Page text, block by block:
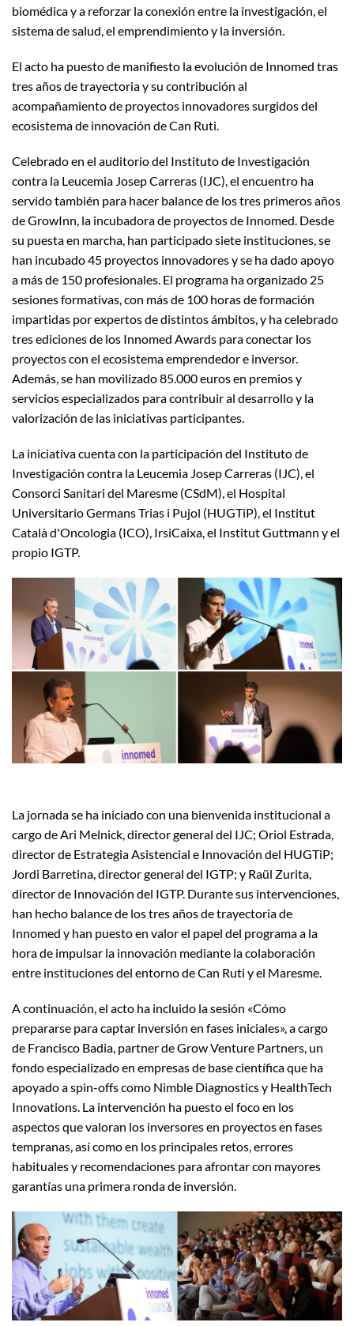
biomédica y a reforzar la conexión entre la investigación, el
sistema de salud, el emprendimiento y la inversión.
El acto ha puesto de manifiesto la evolución de Innomed tras
tres años de trayectoria y su contribución al
acompañamiento de proyectos innovadores surgidos del
ecosistema de innovación de Can Ruti.
Celebrado en el auditorio del Instituto de Investigación
contra la Leucemia Josep Carreras (IJC), el encuentro ha
servido también para hacer balance de los tres primeros años
de GrowInn, la incubadora de proyectos de Innomed. Desde
su puesta en marcha, han participado siete instituciones, se
han incubado 45 proyectos innovadores y se ha dado apoyo
a más de 150 profesionales. El programa ha organizado 25
sesiones formativas, con más de 100 horas de formación
impartidas por expertos de distintos ámbitos, y ha celebrado
tres ediciones de los Innomed Awards para conectar los
proyectos con el ecosistema emprendedor e inversor.
Además, se han movilizado 85.000 euros en premios y
servicios especializados para contribuir al desarrollo y la
valorización de las iniciativas participantes.
La iniciativa cuenta con la participación del Instituto de
Investigación contra la Leucemia Josep Carreras (IJC), el
Consorci Sanitari del Maresme (CSdM), el Hospital
Universitario Germans Trias i Pujol (HUGTiP), el Institut
Català d'Oncologia (ICO), IrsiCaixa, el Institut Guttmann y el
propio IGTP.
La jornada se ha iniciado con una bienvenida institucional a
cargo de Ari Melnick, director general del IJC; Oriol Estrada,
director de Estrategia Asistencial e Innovación del HUGTiP;
Jordi Barretina, director general del IGTP; y Raül Zurita,
director de Innovación del IGTP. Durante sus intervenciones,
han hecho balance de los tres años de trayectoria de
Innomed y han puesto en valor el papel del programa a la
hora de impulsar la innovación mediante la colaboración
entre instituciones del entorno de Can Ruti y el Maresme.
A continuación, el acto ha incluido la sesión «Cómo
prepararse para captar inversión en fases iniciales», a cargo
de Francisco Badia, partner de Grow Venture Partners, un
fondo especializado en empresas de base científica que ha
apoyado a spin-offs como Nimble Diagnostics y HealthTech
Innovations. La intervención ha puesto el foco en los
aspectos que valoran los inversores en proyectos en fases
tempranas, así como en los principales retos, errores
habituales y recomendaciones para afrontar con mayores
garantías una primera ronda de inversión.